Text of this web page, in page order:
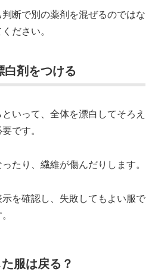
断で別の薬剤を混ぜるのではな
ださい。
剤をつける
いって、全体を漂白してそろえ
です。
たり、繊維が傷んだりします。
を確認し、失敗してもよい服で
服は戻る？